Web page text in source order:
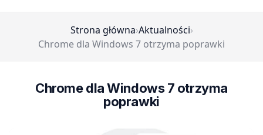
Strona główna›Aktualności›
Chrome dla Windows 7 otrzyma poprawki
Chrome dla Windows 7 otrzyma
poprawki